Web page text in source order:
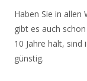
Haben Sie in allen
gibt es auch
10 Jahre hält,
günstig.